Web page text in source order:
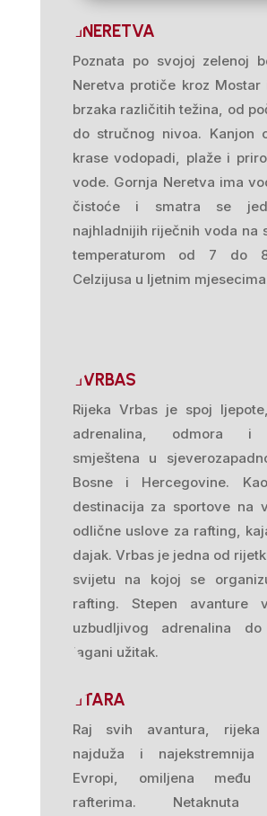
NERETVA
Poznata po svojoj zelenoj
Neretva protiče kroz Mostar
brzaka različitih težina, od
do stručnog nivoa. Kanjon
krase vodopadi, plaže i
vode. Gornja Neretva ima
čistoće i smatra se
najhladnijih riječnih voda na
temperaturom od 7 do
Celzijusa u ljetnim
VRBAS
Rijeka Vrbas je spoj
adrenalina, odmora i
smještena u
Bosne i Hercegovine.
destinacija za sportove na
odlične uslove za rafting,
dajak. Vrbas je jedna od
svijetu na kojoj se
rafting. Stepen avanture
uzbudljivog adrenalina
lagani užitak.
TARA
Raj svih avantura,
najduža i
Evropi, omiljena među
rafterima. Netaknuta